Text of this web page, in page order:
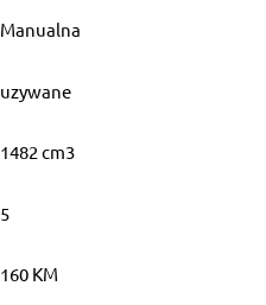
Manualna
uzywane
1482 cm3
5
160 KM